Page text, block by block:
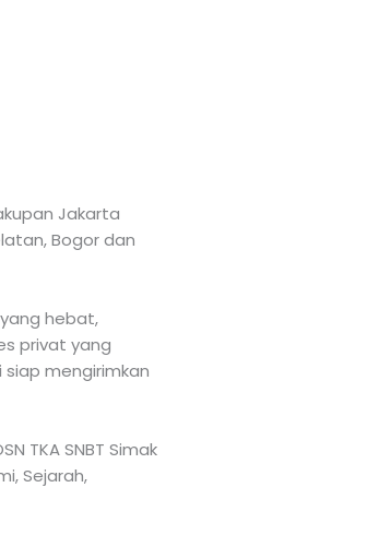
Jakarta
Bogor dan
hebat,
privat yang
mengirimkan
TKA SNBT Simak
Sejarah,